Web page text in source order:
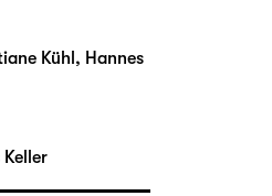
Kühl, Hannes